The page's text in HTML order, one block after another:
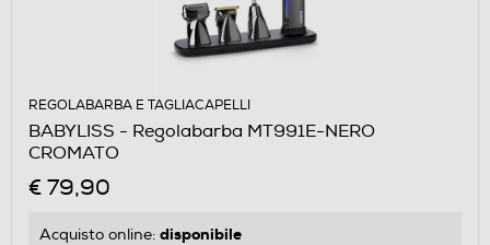
REGOLABARBA E TAGLIACAPELLI
BABYLISS - Regolabarba MT991E-NERO
CROMATO
€ 79,90
Acquisto online: disponibile